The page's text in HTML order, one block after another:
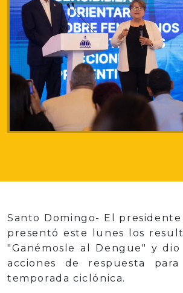
Santo Domingo- El
presentó este lunes los
"Ganémosle al Dengue" y
acciones de respuesta
temporada ciclónica.